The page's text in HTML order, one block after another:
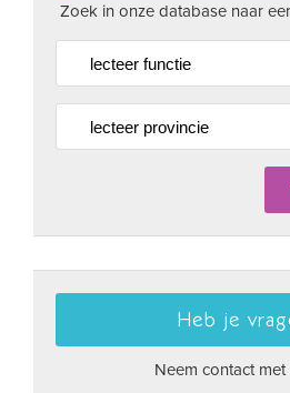
Zoek in onze database naar
Heb je
Neem contact